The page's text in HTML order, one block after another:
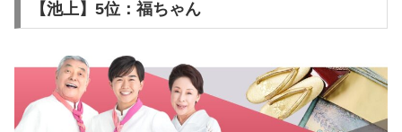
【池上】5位：福ちゃん